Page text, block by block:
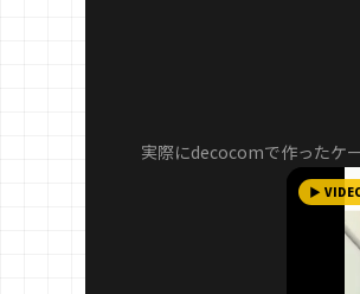
実際にdecocomで作ったケ
▶